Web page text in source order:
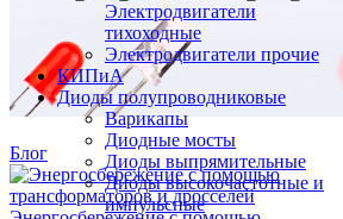
Электродвигатели
тихоходные
Электродвигатели прочие
КИПиА
Диоды полупроводниковые
Варикапы
Диодные мосты
Диоды выпрямительные
Диоды высокочастотные и
импульсные
Блог